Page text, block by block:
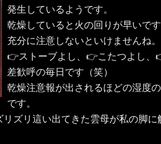
発生しているようです。
乾燥していると火の回りが早いで
充分に注意しないといけませんね。
👉ストーブよし、👉こたつよし、
差歓呼の毎日です（笑）
乾燥注意報が出されるほどの湿度
です。
リズリ這い出てきた雲母が私の脚に